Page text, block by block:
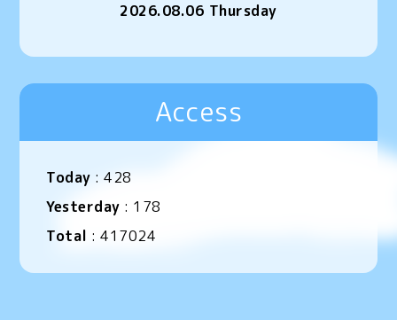
2026.08.06 Thursday
Access
Today :428
Yesterday : 178
Total :417024